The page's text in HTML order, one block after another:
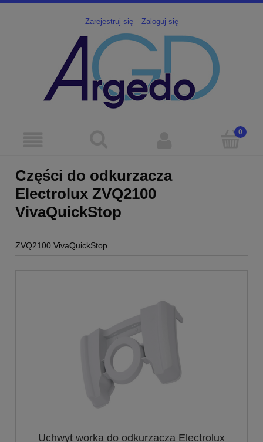
Zarejestruj się Zaloguj się
Części do odkurzacza
Electrolux ZVQ2100
VivaQuickStop
ZVQ2100 VivaQuickStop
Uchwyt worka do odkurzacza Electrolux